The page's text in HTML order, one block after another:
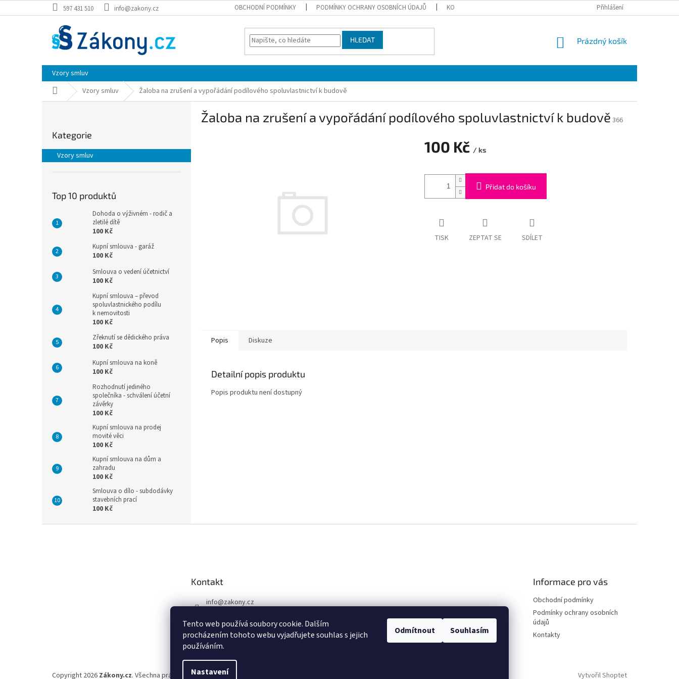
Tento web používá soubory cookie. Dalším
procházením tohoto webu vyjadřujete souhlas s jejich
používáním.
Nastavení
Odmítnout Souhlasím
na
597 431 510 info@zakony.cz OBCHODNÍ PODMÍNKY PODMÍNKY OCHRANY OSOBNÍCH ÚDAJŮ KONTAKTY Přihlášení
HLEDAT
NÁKUPNÍ
Prázdný košík
Vzory smluv
Domů Vzory smluv Žaloba na zrušení a vypořádání podílového spoluvlastnictví k budově
r
a
kategorie
Kategorie
Vzory smluv
Top 10 produktů
Dohoda o výživném - rodič a
zletilé dítě
100 Kč
Kupní smlouva - garáž
100 Kč
Smlouva o vedení účetnictví
100 Kč
Kupní smlouva – převod
spoluvlastnického podílu
k nemovitosti
100 Kč
Zřeknutí se dědického práva
100 Kč
Kupní smlouva na koně
100 Kč
Rozhodnutí jediného
společníka - schválení účetní
závěrky
100 Kč
Kupní smlouva na prodej
movité věci
100 Kč
Kupní smlouva na dům a
zahradu
100 Kč
Smlouva o dílo - subdodávky
stavebních prací
100 Kč
Žaloba na zrušení a vypořádání podílového spoluvlastnictví k budově 366
100 Kč / ks
cena:
Přidat do košíku
TISK ZEPTAT SE SDÍLET
Popis Diskuze
Detailní popis produktu
Popis produktu není dostupný
Kontakt
info@zakony.cz
Informace pro vás
Obchodní podmínky
Podmínky ochrany osobních
údajů
Kontakty
Vytvořil Shoptet
Copyright 2026 Zákony.cz. Všechna práva vyhrazena.